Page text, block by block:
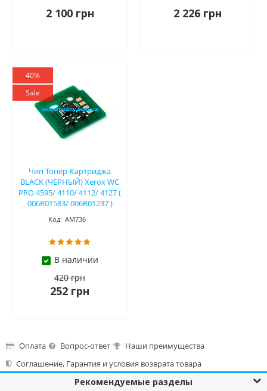
2 100 грн 2 226 грн
40%
Sale
Чип Тонер-Картриджа
BLACK (ЧЕРНЫЙ) Xerox WC
PRO 4595/ 4110/ 4112/ 4127 (
006R01583/ 006R01237 )
Код: АМ736
В наличии
420 грн
252 грн
Оплата Вопрос-ответ
Наши преимущества
Соглашение, Гарантия и условия возврата товара⁠
Рекомендуемые разделы